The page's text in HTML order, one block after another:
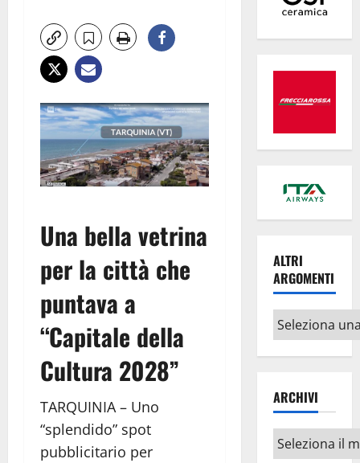
Una bella vetrina
per la città che
puntava a
“Capitale della
Cultura 2028”
TARQUINIA – Uno
“splendido” spot
pubblicitario per
ALTRI
ARGOMENTI
Altri
argomenti
ARCHIVI
Archivi